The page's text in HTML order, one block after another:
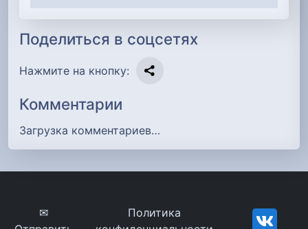
Поделиться в соцсетях
Нажмите на кнопку:
Комментарии
Загрузка комментариев…
✉
Политика